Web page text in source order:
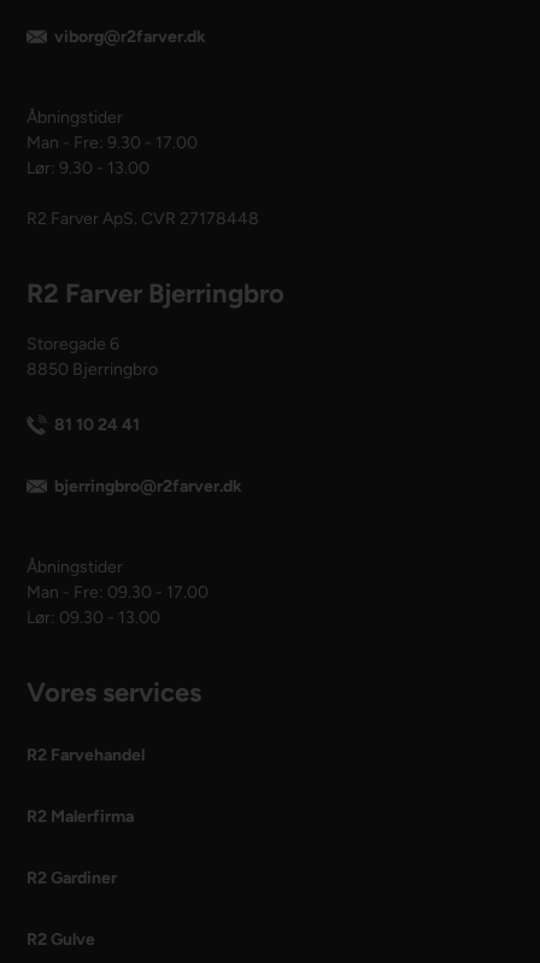
viborg@r2farver.dk
Åbningstider
Man - Fre: 9.30 - 17.00
Lør: 9.30 - 13.00
R2 Farver ApS. CVR 27178448
R2 Farver Bjerringbro
Storegade 6
8850 Bjerringbro
81 10 24 41
bjerringbro@r2farver.dk
Åbningstider
Man - Fre: 09.30 - 17.00
Lør: 09.30 - 13.00
Vores services
R2 Farvehandel
R2 Malerfirma
R2 Gardiner
R2 Gulve